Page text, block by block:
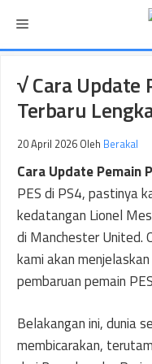
isi
Menu
√ Cara Update
Terbaru
20 April 2026 Oleh Berakal
Cara Update Pemain
PES di PS4, pastinya
kedatangan Lionel
di Manchester United.
kami akan
pembaruan pemain
Belakangan ini, dunia
membicarakan,